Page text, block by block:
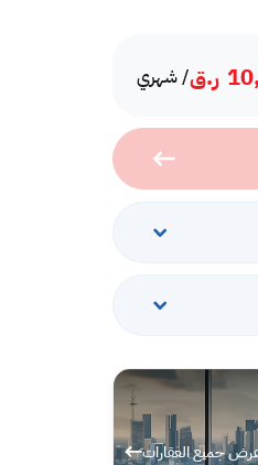
ر.ق/ شهري
جميع العقارات